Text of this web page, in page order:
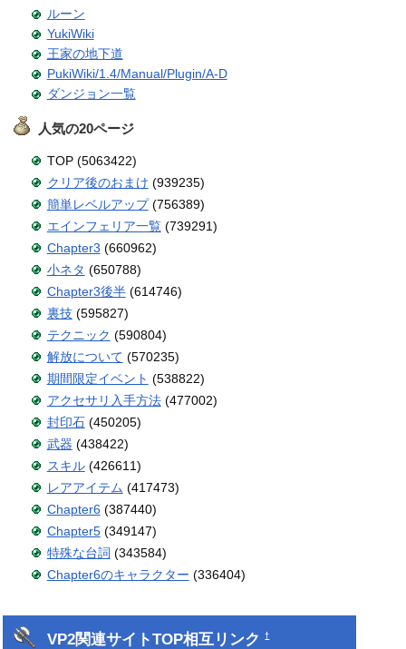
ルーン
YukiWiki
王家の地下道
PukiWiki/1.4/Manual/Plugin/A-D
ダンジョン一覧
人気の20ページ
TOP (5063422)
クリア後のおまけ (939235)
簡単レベルアップ(756389)
エインフェリア一覧(739291)
Chapter3 (660962)
小ネタ (650788)
Chapter3後半(614746)
裏技(595827)
テクニック (590804)
解放について (570235)
期間限定イベント (538822)
アクセサリ入手方法(477002)
封印石(450205)
武器 (438422)
スキル(426611)
レアアイテム (417473)
Chapter6 (387440)
Chapter5(349147)
特殊な台詞 (343584)
Chapter6のキャラクター (336404)
VP2関連サイトTOP相互リンク†